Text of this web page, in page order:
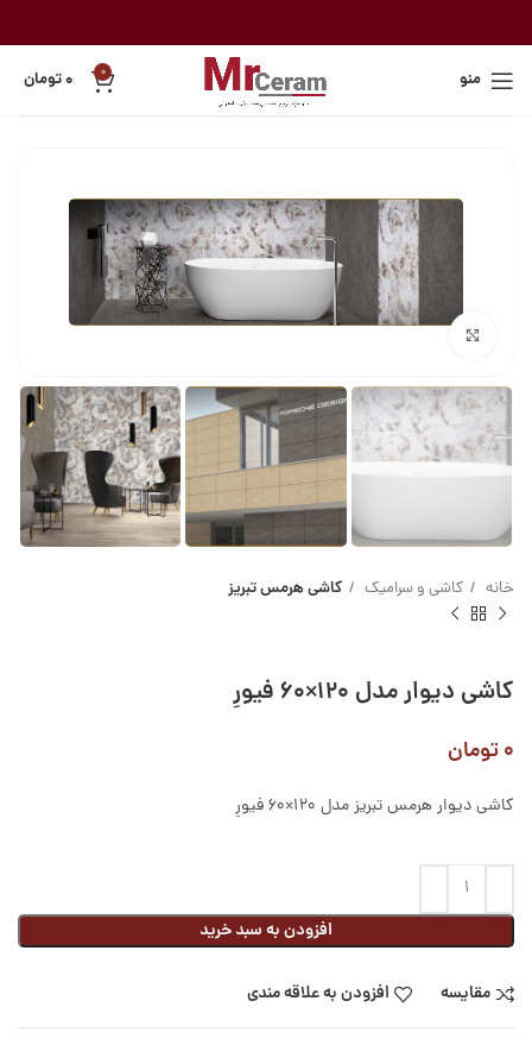
منو 0 ۰تومان
بزرگنمایی تصویر
خانه کاشی و سرامیک کاشی هرمس تبریز
کاشی دیوار مدل ۱۲۰×۶۰ فیورِ
۰تومان
کاشی دیوار هرمس تبریز مدل 120×60 فیورِ
افزودن به سبد خرید
مقایسه افزودن به علاقه مندی